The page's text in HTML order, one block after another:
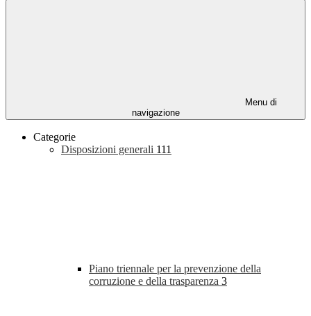
Menu di
navigazione
Categorie
Disposizioni generali 111
Piano triennale per la prevenzione della
corruzione e della trasparenza 3